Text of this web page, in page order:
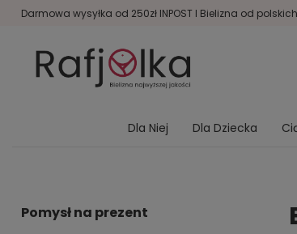
Darmowa wysyłka od 250zł INPOST I Bielizna od
Dla Niej Dla Dziecka
Pomysł na prezent